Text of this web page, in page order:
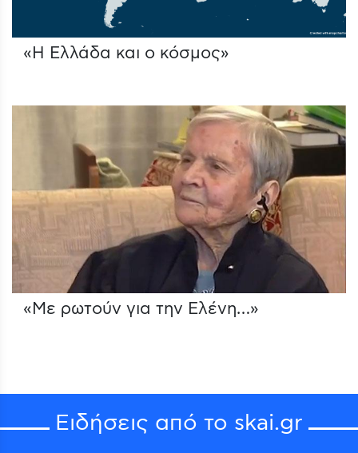
«Η Ελλάδα και ο κόσμος»
«Με ρωτούν για την Ελένη…»
Ειδήσεις από το skai.gr